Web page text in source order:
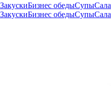
ЗакускиБизнес обедыСупы
ЗакускиБизнес обедыСупы